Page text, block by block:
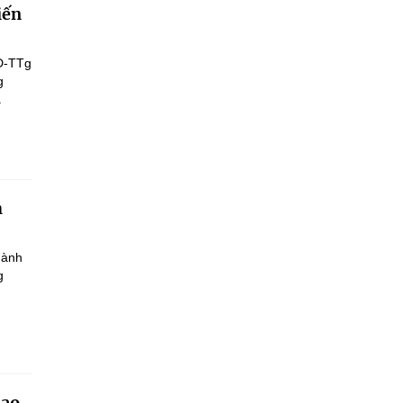
TTg